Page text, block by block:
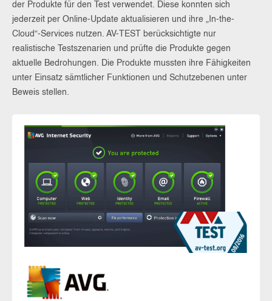
der Produkte für den Test verwendet. Diese konnten sich
jederzeit per Online-Update aktualisieren und ihre „In-the-
Cloud“-Services nutzen. AV-TEST berücksichtigte nur
realistische Testszenarien und prüfte die Produkte gegen
aktuelle Bedrohungen. Die Produkte mussten ihre Fähigkeiten
unter Einsatz sämtlicher Funktionen und Schutzebenen unter
Beweis stellen.